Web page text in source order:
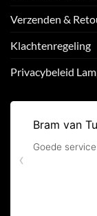
Verzenden &
Klachtenregeling
Privacybeleid